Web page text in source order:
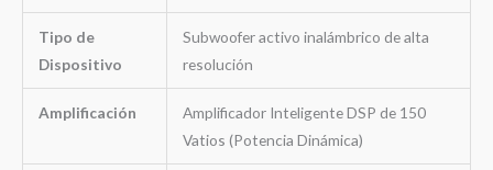
Tipo de
Dispositivo
Subwoofer activo inalámbrico de alta
resolución
Amplificación
Amplificador Inteligente DSP de 150
Vatios (Potencia Dinámica)